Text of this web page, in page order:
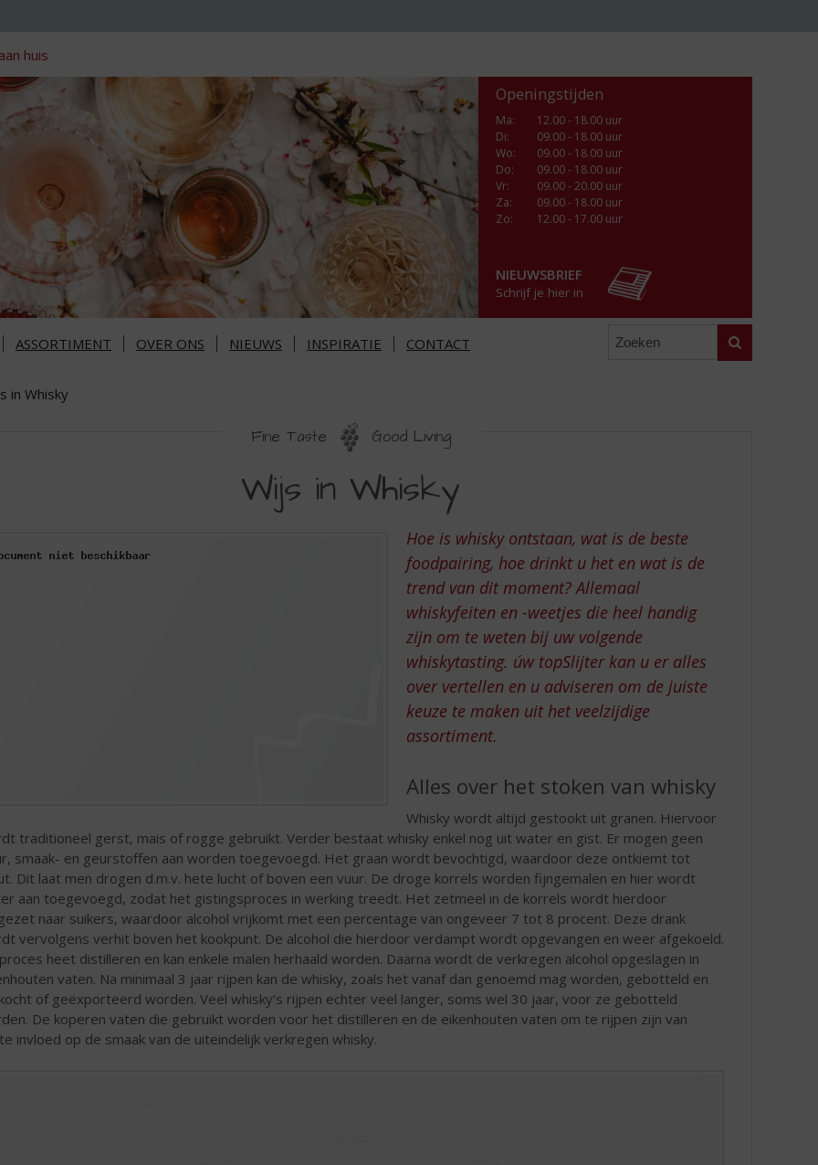
huis
Openingstijden
Ma:
12.00 - 18.00 uur
Di:
09.00 - 18.00 uur
Wo:
09.00 - 18.00 uur
Do:
09.00 - 18.00 uur
Vr:
09.00 - 20.00 uur
Za:
09.00 - 18.00 uur
Zo:
12.00 - 17.00 uur
NIEUWSBRIEF
Schrijf je hier in
ASSORTIMENT OVER ONS NIEUWS INSPIRATIE CONTACT Zoeken
in Whisky
Fine Taste Good Living
Wijs in Whisky
Hoe is whisky ontstaan, wat is de beste
foodpairing, hoe drinkt u het en wat is de
trend van dit moment? Allemaal
whiskyfeiten en -weetjes die heel handig
zijn om te weten bij uw volgende
whiskytasting. úw topSlijter kan u er alles
over vertellen en u adviseren om de juiste
keuze te maken uit het veelzijdige
assortiment.
Alles over het stoken van whisky
Whisky wordt altijd gestookt uit granen. Hiervoor
traditioneel gerst, mais of rogge gebruikt. Verder bestaat whisky enkel nog uit water en gist. Er mogen geen
smaak- en geurstoffen aan worden toegevoegd. Het graan wordt bevochtigd, waardoor deze ontkiemt tot
Dit laat men drogen d.m.v. hete lucht of boven een vuur. De droge korrels worden fijngemalen en hier wordt
aan toegevoegd, zodat het gistingsproces in werking treedt. Het zetmeel in de korrels wordt hierdoor
naar suikers, waardoor alcohol vrijkomt met een percentage van ongeveer 7 tot 8 procent. Deze drank
vervolgens verhit boven het kookpunt. De alcohol die hierdoor verdampt wordt opgevangen en weer afgekoeld.
heet distilleren en kan enkele malen herhaald worden. Daarna wordt de verkregen alcohol opgeslagen in
vaten. Na minimaal 3 jaar rijpen kan de whisky, zoals het vanaf dan genoemd mag worden, gebotteld en
of geëxporteerd worden. Veel whisky’s rijpen echter veel langer, soms wel 30 jaar, voor ze gebotteld
De koperen vaten die gebruikt worden voor het distilleren en de eikenhouten vaten om te rijpen zijn van
invloed op de smaak van de uiteindelijk verkregen whisky.